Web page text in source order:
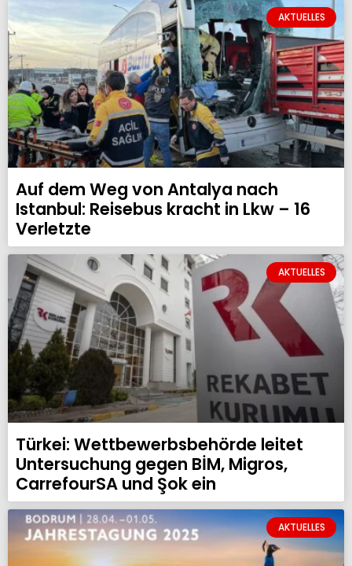
AKTUELLES
Auf dem Weg von Antalya nach
Istanbul: Reisebus kracht in Lkw – 16
Verletzte
AKTUELLES
Türkei: Wettbewerbsbehörde leitet
Untersuchung gegen BİM, Migros,
CarrefourSA und Şok ein
AKTUELLES